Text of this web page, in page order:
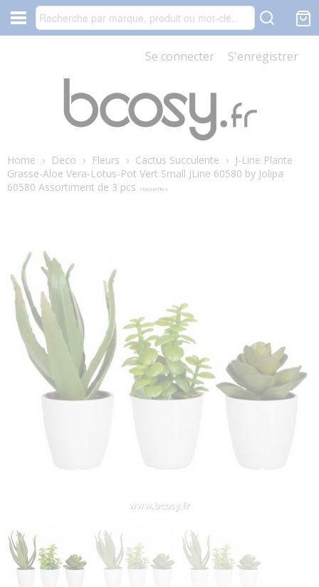
Se connecter S'enregistrer
Home › Deco › Fleurs › Cactus Succulente › J-Line Plante
Grasse-Aloe Vera-Lotus-Pot Vert Small JLine 60580 by Jolipa
60580 Assortiment de 3 pcs statuettes